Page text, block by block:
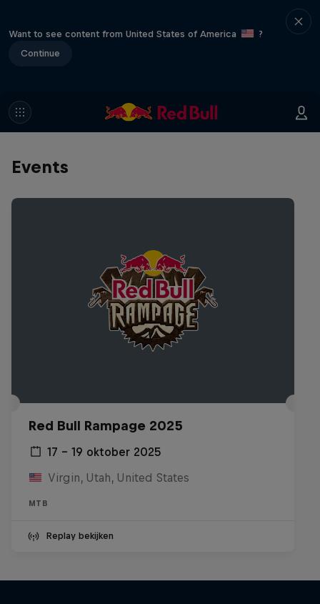
Want to see content from United States of America
?
Continue
Events
Red Bull Rampage 2025
17 – 19 oktober 2025
Virgin, Utah, United States
MTB
Replay bekijken